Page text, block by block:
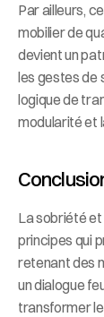
Par ailleurs,
mobilier de
devient un
les gestes de
logique de
modularité et
La sobriété et
principes qui
retenant des
un dialogue
transformer